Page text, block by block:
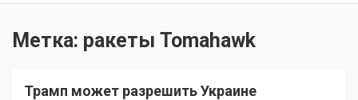
Метка: ракеты Tomahawk
Трамп может разрешить Украине